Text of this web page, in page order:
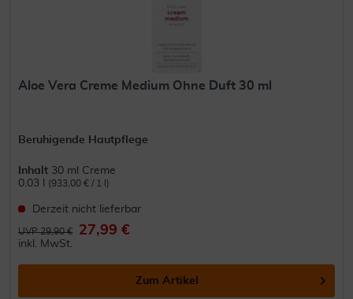
Aloe Vera Creme Medium Ohne Duft 30 ml
Beruhigende Hautpflege
Inhalt 30 ml Creme
0.03 l
(933,00 € / 1 l)
Derzeit nicht lieferbar
UVP 29,90 € 27,99 €
inkl. MwSt.
Zum Artikel